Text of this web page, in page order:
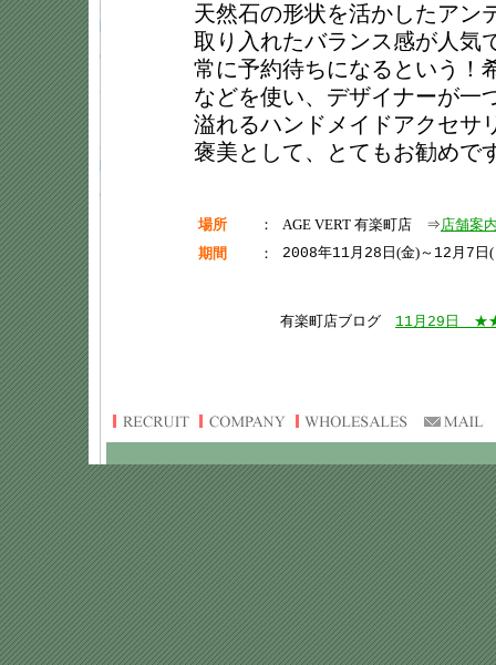
天然石の形状を活かしたアン
取り入れたバランス感が人気
常に予約待ちになるという！
などを使い、デザイナーが一
溢れるハンドメイドアクセサ
褒美として、とてもお勧めで
場所 ： AGE VERT 有楽町店 ⇒店舗案
期間
： 2008年11月 28 日(金)～ 12 月 7 日
有楽町店ブログ 11月 29 日 ★★